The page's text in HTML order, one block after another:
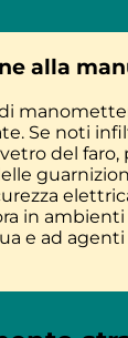
alla
Se noti
del faro,
in
e ad